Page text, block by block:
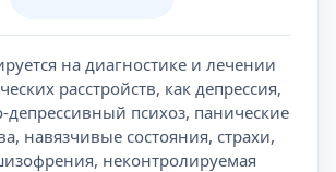
на диагностике и лечении
расстройств, как депрессия,
депрессивный психоз, панические
навязчивые состояния, страхи,
неконтролируемая